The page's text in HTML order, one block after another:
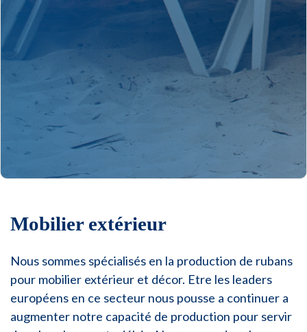
Mobilier extérieur
Nous sommes spécialisés en la production de rubans
pour mobilier extérieur et décor. Etre les leaders
européens en ce secteur nous pousse a continuer a
augmenter notre capacité de production pour servir